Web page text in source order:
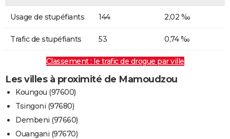
Usage de stupéfiants 144 2,02 ‰
Trafic de stupéfiants 53 0,74 ‰
Classement : le trafic de drogue par ville
Les villes à proximité de Mamoudzou
Koungou (97600)
Tsingoni (97680)
Dembeni (97660)
Ouangani (97670)